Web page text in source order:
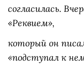
согласилась.
«Реквием»,
который он
«подступал к